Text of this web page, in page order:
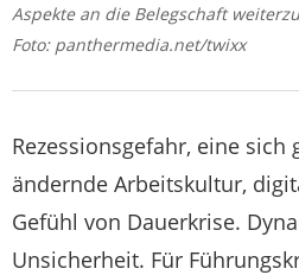
Aspekte an die Belegschaft
Foto: panthermedia.net/twixx
Rezessionsgefahr, eine sich
ändernde Arbeitskultur,
Gefühl von Dauerkrise.
Unsicherheit. Für